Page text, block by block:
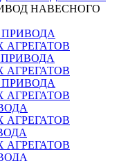
НАВЕСНОГО
ПРИВОДА
ПРИВОДА
ПРИВОДА